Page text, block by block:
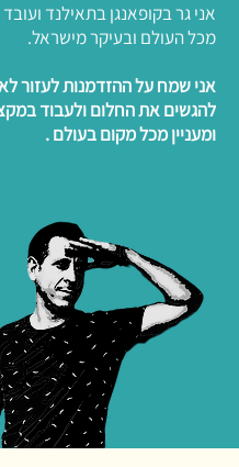
אני גר בקופאנגן בתאילנד
מכל העולם ובעיקר מישראל.
אני שמח על ההזדמנות לעזור
להגשים את החלום ולעבוד
ומעניין מכל מקום בעולם .